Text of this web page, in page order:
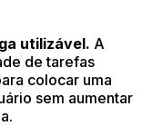
utilizável. A
de tarefas
colocar uma
sem aumentar